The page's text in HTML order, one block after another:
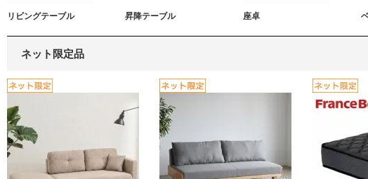
リビングテーブル 昇降テーブル 座卓
ネット限定品